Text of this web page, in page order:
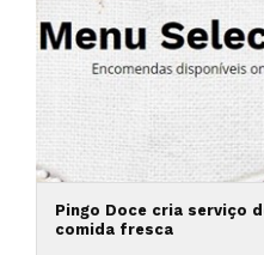
Pingo Doce cria serviço
comida fresca